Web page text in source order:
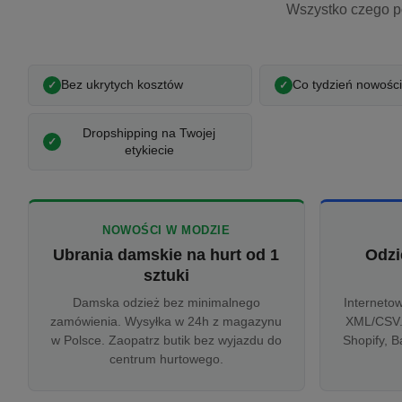
Wszystko czego
Bez ukrytych kosztów Co tydzień nowości
Dropshipping na Twojej
etykiecie
NOWOŚCI W MODZIE
Ubrania damskie na hurt od 1
sztuki
Damska odzież bez minimalnego
zamówienia. Wysyłka w 24h z magazynu
w Polsce. Zaopatrz butik bez wyjazdu do
centrum hurtowego.
XML/
Shopify,